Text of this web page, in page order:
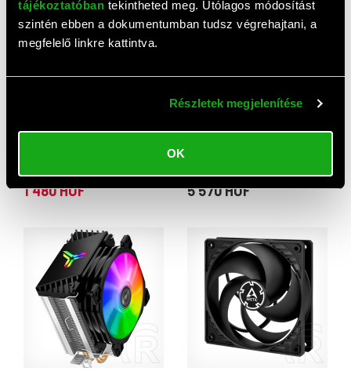
tájékoztatóban tekintheted meg. Utólagos módosítást
szintén ebben a dokumentumban tudsz végrehajtani, a
megfelelő linkre kattintva.
Részletek megjelenítése
OK
AJÁNLAT
(120 mm)
1 480 HUF
ventilátor (200 mm)
5 570 HUF